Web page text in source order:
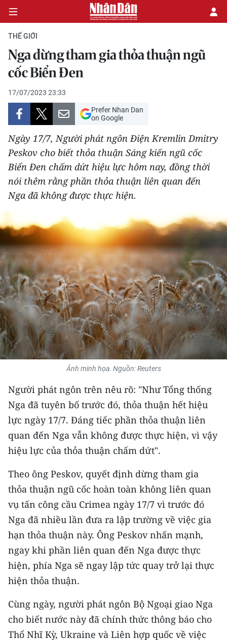
CHÍNH TRỊ
KINH TẾ
VĂN HÓA
XÃ HỘI
PHÁP LUẬT
DU LỊCH
THỂ THAO
GIÁO DỤC
Y TẾ
KHOA HỌC - CÔNG NGHỆ
MÔI TRƯỜNG
BẠN ĐỌC
KIỂM CHỨNG THÔNG TIN
TRI THỨC CHUYÊN SÂU
54 DÂN TỘC VIỆT NAM
MỘT SẢN PHẨM
RADIO
MEDIA CENTER
E-Magazine
Video
Media Chính trị
Media Kinh tế
THẾ GIỚI
Nga dừng tham gia thỏa thuận ngũ
cốc Biển Đen
17/07/2023 23:33
Prefer Nhan Dan
on Google
Ngày 17/7, Người phát ngôn Điện Kremlin Dmitry
Peskov cho biết thỏa thuận Sáng kiến ngũ cốc
Biển Đen chấm dứt hiệu lực hôm nay, đồng thời
nói thêm rằng phần thỏa thuận liên quan đến
Nga đã không được thực hiện.
Ảnh minh họa. Nguồn: Reuters
Người phát ngôn trên nêu rõ: "Như Tổng thống
Nga đã tuyên bố trước đó, thỏa thuận hết hiệu
lực ngày 17/7. Đáng tiếc phần thỏa thuận liên
quan đến Nga vẫn không được thực hiện, vì vậy
hiệu lực của thỏa thuận chấm dứt".
Theo ông Peskov, quyết định dừng tham gia
thỏa thuận ngũ cốc hoàn toàn không liên quan
vụ tấn công cầu Crimea ngày 17/7 vì trước đó
Nga đã nhiều lần đưa ra lập trường về việc gia
hạn thỏa thuận này. Ông Peskov nhấn mạnh,
ngay khi phần liên quan đến Nga được thực
hiện, phía Nga sẽ ngay lập tức quay trở lại thực
hiện thỏa thuận.
Cùng ngày, người phát ngôn Bộ Ngoại giao Nga
cho biết nước này đã chính thức thông báo cho
Thổ Nhĩ Kỳ, Ukraine và Liên hợp quốc về việc